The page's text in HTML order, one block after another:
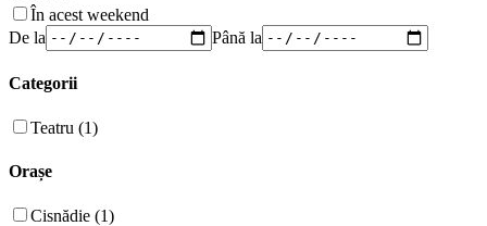
În acest weekend
De la
Până la
Categorii
Teatru (1)
Orașe
Cisnădie (1)